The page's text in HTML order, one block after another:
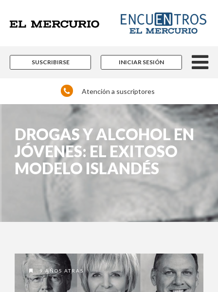
SUSCRIBIRSE INICIAR SESIÓN
Atención a suscriptores
DROGAS Y ALCOHOL EN
JÓVENES: EL EXITOSO
MODELO ISLANDÉS
9 AÑOS ATRAS